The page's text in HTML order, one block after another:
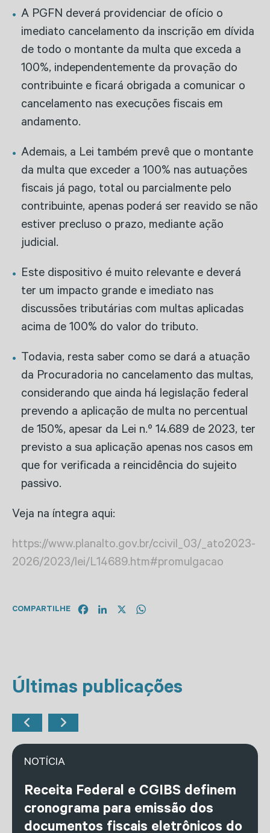
A PGFN deverá providenciar de ofício o
imediato cancelamento da inscrição em dívida
de todo o montante da multa que exceda a
100%, independentemente da provação do
contribuinte e ficará obrigada a comunicar o
cancelamento nas execuções fiscais em
andamento.
Ademais, a Lei também prevê que o montante
da multa que exceder a 100% nas autuações
fiscais já pago, total ou parcialmente pelo
contribuinte, apenas poderá ser reavido se não
estiver precluso o prazo, mediante ação
judicial.
Este dispositivo é muito relevante e deverá
ter um impacto grande e imediato nas
discussões tributárias com multas aplicadas
acima de 100% do valor do tributo.
Todavia, resta saber como se dará a atuação
da Procuradoria no cancelamento das multas,
considerando que ainda há legislação federal
prevendo a aplicação de multa no percentual
de 150%, apesar da Lei n.º 14.689 de 2023, ter
previsto a sua aplicação apenas nos casos em
que for verificada a reincidência do sujeito
passivo.
Veja na íntegra aqui:
https://www.planalto.gov.br/ccivil_03/_ato2023-
2026/2023/lei/L14689.htm#promulgacao
COMPARTILHE FacebookLinkedIn
Últimas publicações
NOTÍCIA
Receita Federal e CGIBS definem
cronograma para emissão dos
documentos fiscais eletrônicos do